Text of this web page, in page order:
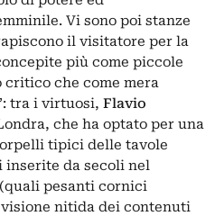
Vi sono poi stanze
il visitatore per la
più come piccole
che come mera
tra i virtuosi, Flavio
che ha optato per una
tipici delle tavole
da secoli nel
pesanti cornici
nitida dei contenuti